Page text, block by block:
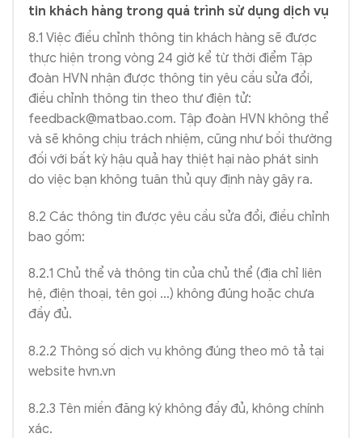
tin khách hàng trong quá trình sử dụng dịch vụ
8.1 Việc điều chỉnh thông tin khách hàng sẽ được
thực hiện trong vòng 24 giờ kể từ thời điểm Tập
đoàn HVN nhận được thông tin yêu cầu sửa đổi,
điều chỉnh thông tin theo thư điện tử:
feedback@matbao.com. Tập đoàn HVN không thể
và sẽ không chịu trách nhiệm, cũng như bồi thường
đối với bất kỳ hậu quả hay thiệt hại nào phát sinh
do việc bạn không tuân thủ quy định này gây ra.
8.2 Các thông tin được yêu cầu sửa đổi, điều chỉnh
bao gồm:
8.2.1 Chủ thể và thông tin của chủ thể (địa chỉ liên
hệ, điện thoại, tên gọi …) không đúng hoặc chưa
đầy đủ.
8.2.2 Thông số dịch vụ không đúng theo mô tả tại
website hvn.vn
8.2.3 Tên miền đăng ký không đầy đủ, không chính
xác.